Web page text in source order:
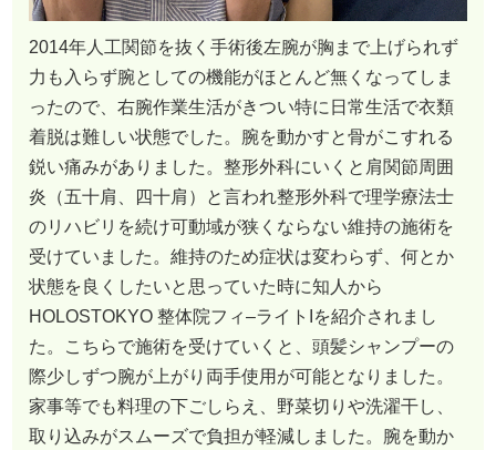
2014年人工関節を抜く手術後左腕が胸まで上げられず
力も入らず腕としての機能がほとんど無くなってしま
ったので、右腕作業生活がきつい特に日常生活で衣類
着脱は難しい状態でした。腕を動かすと骨がこすれる
鋭い痛みがありました。整形外科にいくと肩関節周囲
炎（五十肩、四十肩）と言われ整形外科で理学療法士
のリハビリを続け可動域が狭くならない維持の施術を
受けていました。維持のため症状は変わらず、何とか
状態を良くしたいと思っていた時に知人から
HOLOSTOKYO 整体院フィ–ライトIを紹介されまし
た。こちらで施術を受けていくと、頭髪シャンプーの
際少しずつ腕が上がり両手使用が可能となりました。
家事等でも料理の下ごしらえ、野菜切りや洗濯干し、
取り込みがスムーズで負担が軽減しました。腕を動か